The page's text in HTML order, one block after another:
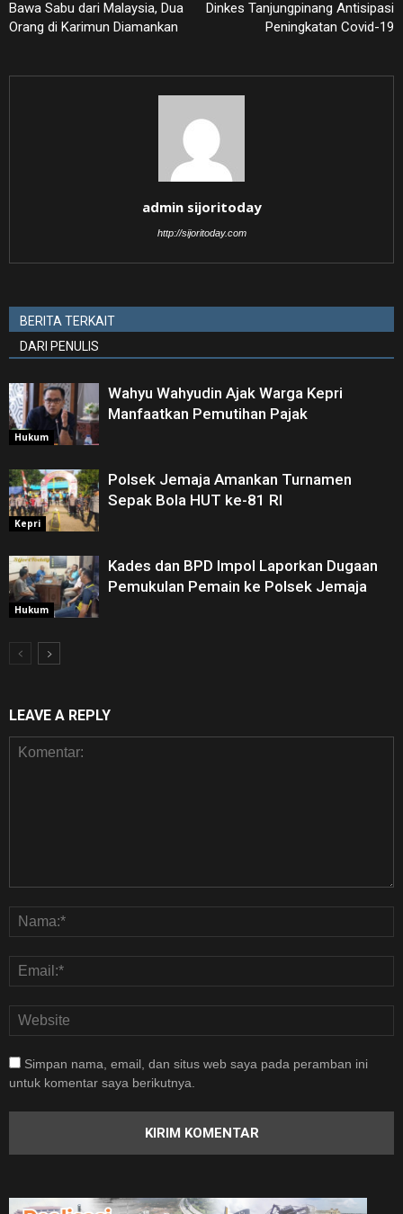
Bawa Sabu dari Malaysia, Dua
Orang di Karimun Diamankan
Dinkes Tanjungpinang Antisipasi
Peningkatan Covid-19
admin sijoritoday
http://sijoritoday.com
BERITA TERKAIT
DARI PENULIS
Hukum
Wahyu Wahyudin Ajak Warga Kepri
Manfaatkan Pemutihan Pajak
Kepri
Polsek Jemaja Amankan Turnamen
Sepak Bola HUT ke-81 RI ‎
Hukum
Kades dan BPD Impol Laporkan Dugaan
Pemukulan Pemain ke Polsek Jemaja
LEAVE A REPLY
Simpan nama, email, dan situs web saya pada peramban ini
untuk komentar saya berikutnya.